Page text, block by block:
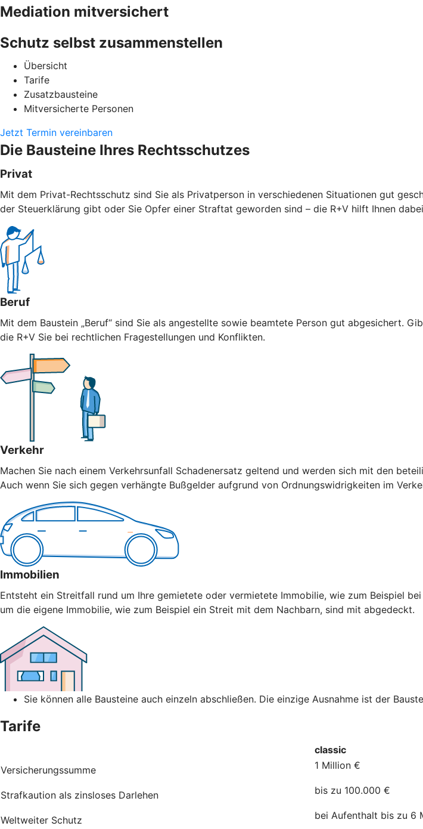
Mediation mitversichert
Schutz selbst zusammenstellen
Übersicht
Tarife
Zusatzbausteine
Mitversicherte Personen
Jetzt Termin vereinbaren
Die Bausteine Ihres Rechtsschutzes
Privat
Mit dem Privat-Rechtsschutz sind Sie als Privatperson in verschiedenen Situationen gut
der Steuerklärung gibt oder Sie Opfer einer Straftat geworden sind – die R+V hilft Ihnen
Beruf
Mit dem Baustein „Beruf“ sind Sie als angestellte sowie beamtete Person gut abgesichert.
die R+V Sie bei rechtlichen Fragestellungen und Konflikten.
Verkehr
Machen Sie nach einem Verkehrsunfall Schadenersatz geltend und werden sich mit den
Auch wenn Sie sich gegen verhängte Bußgelder aufgrund von Ordnungswidrigkeiten im
Immobilien
Entsteht ein Streitfall rund um Ihre gemietete oder vermietete Immobilie, wie zum Beispiel
um die eigene Immobilie, wie zum Beispiel ein Streit mit dem Nachbarn, sind mit abgedeckt.
Sie können alle Bausteine auch einzeln abschließen. Die einzige Ausnahme ist der
Tarife
classic
Versicherungssumme
1 Million €
Strafkaution als zinsloses Darlehen bis zu 100.000 €
Weltweiter Schutz bei Aufenthalt bis zu 6